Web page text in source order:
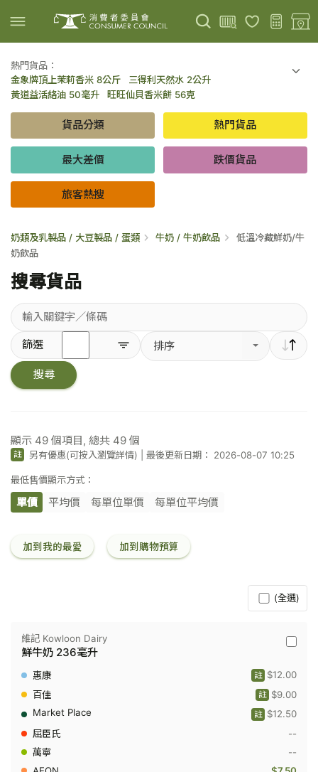
上載圖片 掃描條碼
熱門貨品：
金象牌頂上茉莉香米 8公斤
三得利天然水 2公升
黃道益活絡油 50毫升
旺旺仙貝香米餅 56克
百勝廚新加坡叻沙拉麵 144克
倍樂醇乳酪飲品 - 藍莓 65毫升 x 6
金象牌頂上茉莉香米 5公斤
低鹽/無鹽/低糖/無糖食品
貨品分類 熱門貨品
最大差價 跌價貨品
旅客熱搜
奶類及乳製品 / 大豆製品 / 蛋類 牛奶 / 牛奶飲品
低溫冷藏鮮奶/牛
奶飲品
搜尋貨品
輸
入
關
鍵
字
篩選 排序
搜尋
顯示 49 個項目, 總共 49 個
註 另有優惠(可按入瀏覽詳情) |最後更新日期： 2026-08-07 10:25
最低售價顯示方式：
單價 平均價 每單位單價 每單位平均價
加到我的最愛 加到購物預算
(全選)
維
Dairy
-
牛
236
維記 Kowloon Dairy
鮮牛奶 236毫升
$12.00
註
$9.00
註
$12.50
註
--
--